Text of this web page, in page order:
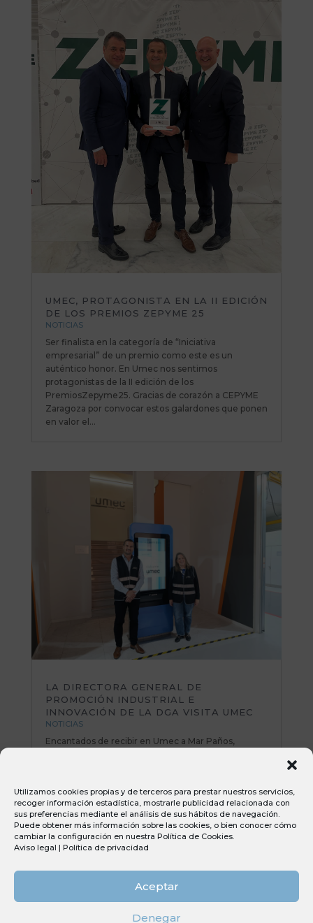
Utilizamos cookies propias y de terceros para prestar nuestros servicios,
recoger información estadística, mostrarle publicidad relacionada con
sus preferencias mediante el análisis de sus hábitos de navegación.
Puede obtener más información sobre las cookies, o bien conocer cómo
cambiar la configuración en nuestra Política de Cookies.
Aviso legal | Política de privacidad
Aceptar
Denegar
UMEC, PROTAGONISTA EN LA II EDICIÓN
DE LOS PREMIOS ZEPYME 25
NOTICIAS
Ser finalista en la categoría de “Iniciativa
empresarial” de un premio como este es un
auténtico honor. En Umec nos sentimos
protagonistas de la II edición de los
PremiosZepyme25. Gracias de corazón a CEPYME
Zaragoza por convocar estos galardones que ponen
en valor el...
LA DIRECTORA GENERAL DE
PROMOCIÓN INDUSTRIAL E
INNOVACIÓN DE LA DGA VISITA UMEC
NOTICIAS
Encantados de recibir en Umec a Mar Paños,
poniendo sobre la mesa nuevas iniciativas e ideas
muy interesantes. Todo el equipo Umec...